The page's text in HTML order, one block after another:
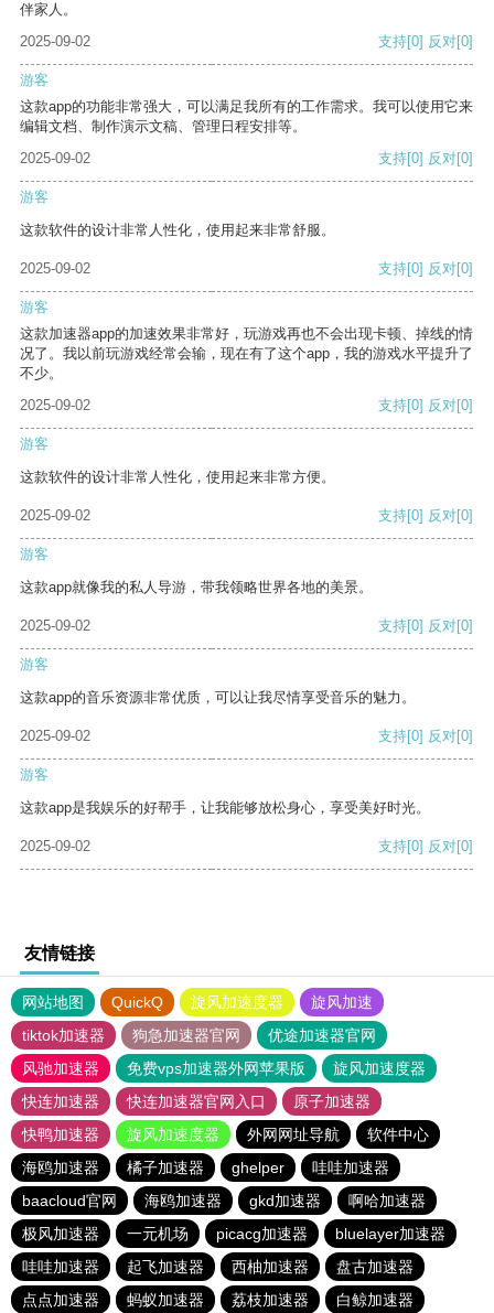
伴家人。
2025-09-02
支持[0] 反对[0]
游客
这款app的功能非常强大，可以满足我所有的工作需求。我可以使用它来
编辑文档、制作演示文稿、管理日程安排等。
2025-09-02
支持[0] 反对[0]
游客
这款软件的设计非常人性化，使用起来非常舒服。
2025-09-02 支持[0] 反对[0]
游客
这款加速器app的加速效果非常好，玩游戏再也不会出现卡顿、掉线的情
况了。我以前玩游戏经常会输，现在有了这个app，我的游戏水平提升了
不少。
2025-09-02
支持[0] 反对[0]
游客
这款软件的设计非常人性化，使用起来非常方便。
2025-09-02 支持[0] 反对[0]
游客
这款app就像我的私人导游，带我领略世界各地的美景。
2025-09-02 支持[0] 反对[0]
游客
这款app的音乐资源非常优质，可以让我尽情享受音乐的魅力。
2025-09-02 支持[0] 反对[0]
游客
这款app是我娱乐的好帮手，让我能够放松身心，享受美好时光。
2025-09-02 支持[0] 反对[0]
友情链接
网站地图 QuickQ 旋风加速度器
旋风加速
tiktok加速器
狗急加速器官网
优途加速器官网
风驰加速器
免费vps加速器外网苹果版
旋风加速度器
快连加速器
快连加速器官网入口
原子加速器
快鸭加速器
旋风加速度器 外网网址导航
软件中心
海鸥加速器
橘子加速器 ghelper
哇哇加速器
baacloud官网
海鸥加速器 gkd加速器
啊哈加速器
极风加速器
一元机场 picacg加速器
bluelayer加速器
哇哇加速器
起飞加速器 西柚加速器
盘古加速器
点点加速器
蚂蚁加速器 荔枝加速器 白鲸加速器